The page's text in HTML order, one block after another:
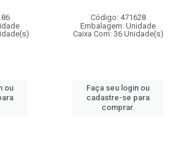
ou
Código: 471628
Embalagem: Unidade
Caixa Com: 36 Unidade(s)
Faça seu login ou
cadastre-se para
comprar.